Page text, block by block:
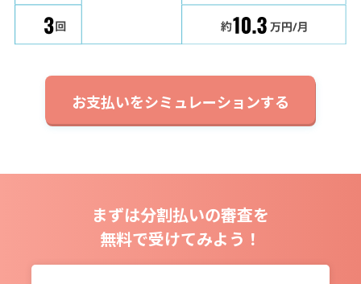
お支払いをシミュレーションする
まずは分割払いの審査を
無料で受けてみよう！